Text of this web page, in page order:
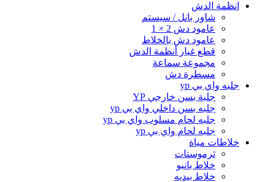
انظمة الدش
شاور بانل / سيستم
عامود دش 2 × 1
عامود دش بالخلاط
قطع غيار أنظمة الدش
مجموعة سماعة
مسطرة دش
جلبه واي بي yp
جلبة بسن خارجي YP
جلبه بسن داخلي واي بي yp
جلبه لحام مسلوب واي بي yp
جلبه لحام واي بي yp
خلاطات مياة
ثرموستات
خلاط بانيو
خلاط بيديه